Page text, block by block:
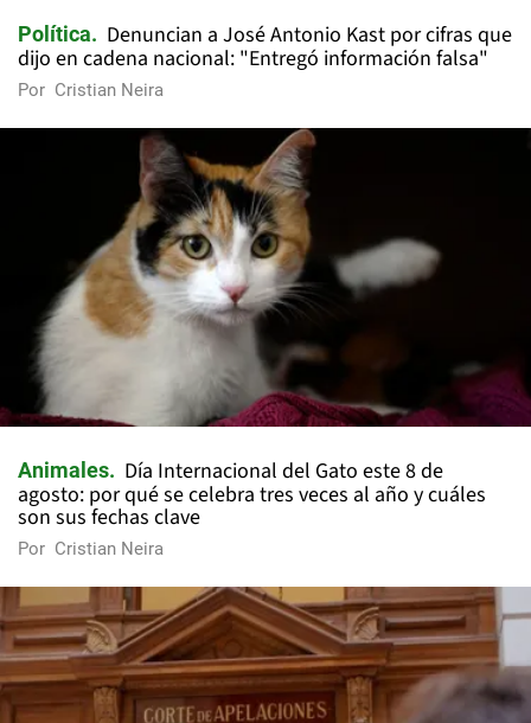
Política
Denuncian a José Antonio Kast por cifras que
dijo en cadena nacional: "Entregó información falsa"
Por Cristian Neira
Animales
Día Internacional del Gato este 8 de
agosto: por qué se celebra tres veces al año y cuáles
son sus fechas clave
Por Cristian Neira